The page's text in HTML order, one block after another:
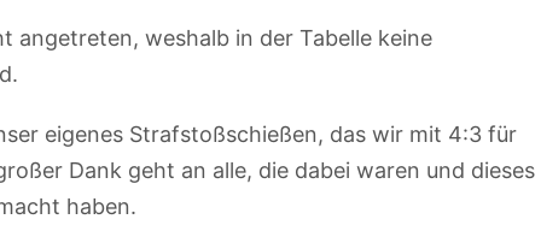
angetreten, weshalb in der Tabelle keine
eigenes Strafstoßschießen, das wir mit 4:3 für
Dank geht an alle, die dabei waren und dieses
haben.